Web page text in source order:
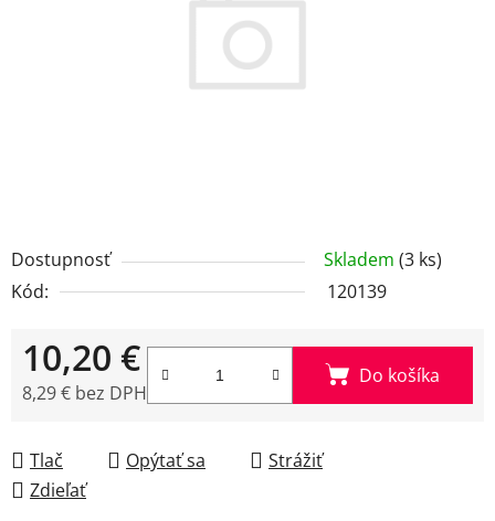
Dostupnosť Skladem (3 ks)
Kód:
120139
10,20 €
8,29 € bez DPH
Do košíka
Tlač Opýtať sa
Strážiť
Zdieľať